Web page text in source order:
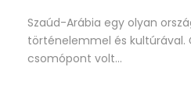
Szaúd-Arábia egy olyan
történelemmel és kultúrával.
csomópont volt...